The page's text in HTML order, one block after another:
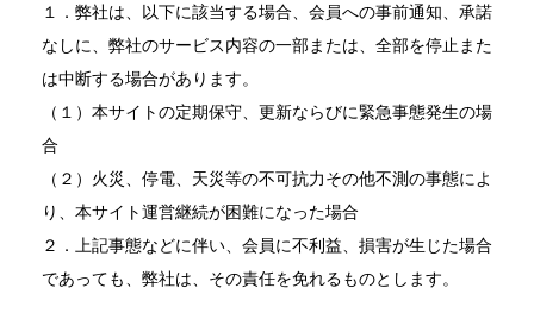
１．弊社は、以下に該当する場合、会員への事前通知、承諾
なしに、弊社のサービス内容の一部または、全部を停止また
は中断する場合があります。
（１）本サイトの定期保守、更新ならびに緊急事態発生の場
合
（２）火災、停電、天災等の不可抗力その他不測の事態によ
り、本サイト運営継続が困難になった場合
２．上記事態などに伴い、会員に不利益、損害が生じた場合
であっても、弊社は、その責任を免れるものとします。